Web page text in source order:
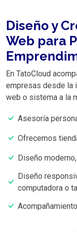
Diseño y
Web para
En TatoCloud
empresas desde la
web o sistema a la
Asesoría
Ofrecemos
Diseño
Diseño
computadora o